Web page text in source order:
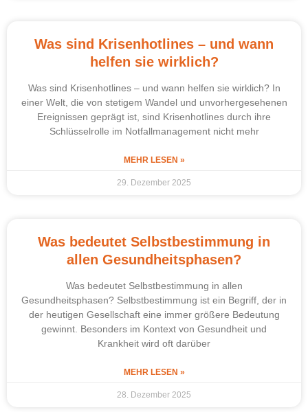
Was sind Krisenhotlines – und wann
helfen sie wirklich?
Was sind Krisenhotlines – und wann helfen sie wirklich? In
einer Welt, die von stetigem Wandel und unvorhergesehenen
Ereignissen geprägt ist, sind Krisenhotlines durch ihre
Schlüsselrolle im Notfallmanagement nicht mehr
MEHR LESEN »
29. Dezember 2025
Was bedeutet Selbstbestimmung in
allen Gesundheitsphasen?
Was bedeutet Selbstbestimmung in allen
Gesundheitsphasen? Selbstbestimmung ist ein Begriff, der in
der heutigen Gesellschaft eine immer größere Bedeutung
gewinnt. Besonders im Kontext von Gesundheit und
Krankheit wird oft darüber
MEHR LESEN »
28. Dezember 2025